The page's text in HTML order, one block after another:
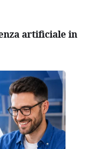
artificiale in